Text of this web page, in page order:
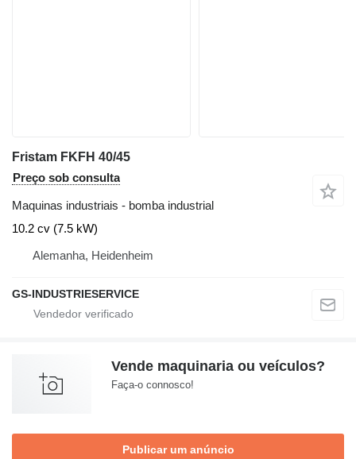
Fristam FKFH 40/45
Preço sob consulta
Maquinas industriais - bomba industrial
10.2 cv (7.5 kW)
Alemanha, Heidenheim
GS-INDUSTRIESERVICE
Vende maquinaria ou veículos?
Faça-o connosco!
Publicar um anúncio